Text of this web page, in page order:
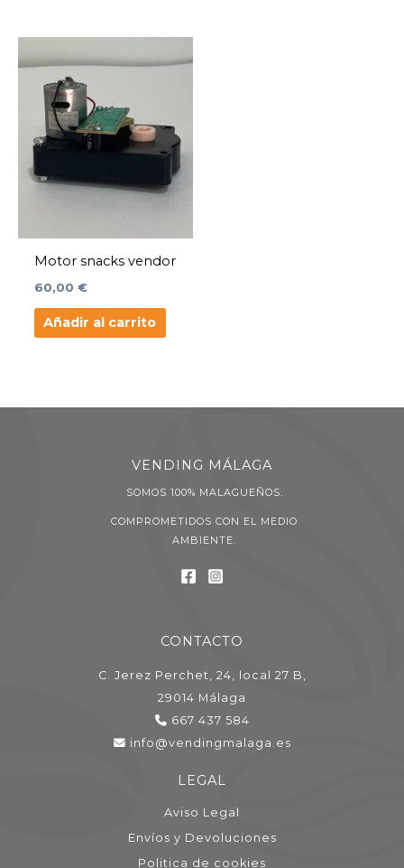
Motor snacks vendor
60,00 €
Añadir al carrito
VENDING MÁLAGA
SOMOS 100% MALAGUEÑOS.
COMPROMETIDOS CON EL MEDIO
AMBIENTE.
CONTACTO
C. Jerez Perchet, 24, local 27 B,
29014 Málaga
667 437 584
info@vendingmalaga.es
LEGAL
Aviso Legal
Envíos y Devoluciones
Politica de cookies